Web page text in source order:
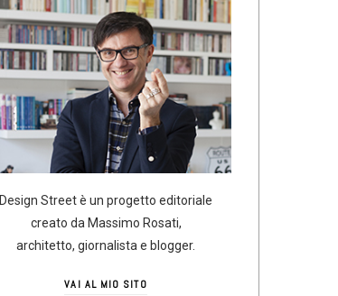
Design Street è un progetto editoriale
creato da Massimo Rosati,
architetto, giornalista e blogger.
VAI AL MIO SITO